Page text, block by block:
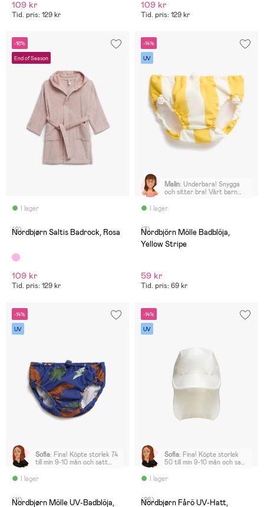
109 kr
Tid. pris: 129 kr
109 kr
Tid. pris: 129 kr
-16%
End of Season
I lager
(0)
Nordbjørn Saltis Badrock, Rosa
109 kr
Tid. pris: 129 kr
-14%
UV
I lager
Malin: Underbara! Snygga
och sitter bra! Vårt barn
80 när han var i slutet av
(3)
Nordbjörn Mölle Badblöja,
Yellow Stripe
59 kr
Tid. pris: 69 kr
-14%
UV
I lager
Sofia: Fina! Köpte storlek 74
till min 9-10 mån och satt
(11)
Nordbjørn Mölle UV-Badblöja,
-14%
UV
I lager
Sofia: Fina! Köpte storlek
50 till min 9-10 mån och satt
överdrivet
(26)
Nordbjørn Fårö UV-Hatt,